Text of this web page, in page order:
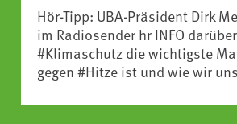
Hör-Tipp: UBA-Präsident Dirk
im Radiosender hr INFO
#Klimaschutz die wichtigste Maßnahme
gegen #Hitze ist und wie wir uns an
https://www.ardsounds.de/